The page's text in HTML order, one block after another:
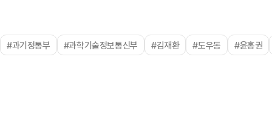
#과기정통부 #과학기술정보통신부 #김재환 #도우동 #윤홍권